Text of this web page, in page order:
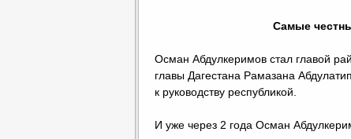
Самые
Осман Абдулкеримов стал главой
главы Дагестана Рамазана
к руководству республикой.
И уже через 2 года Осман